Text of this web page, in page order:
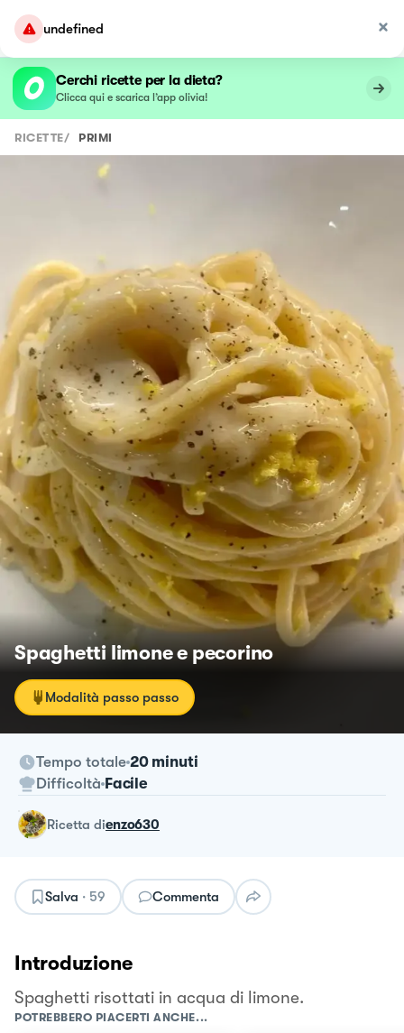
undefined
Cerchi ricette per la dieta?
Clicca qui e scarica l’app olivia!
RICETTE/ PRIMI
Spaghetti limone e pecorino
Modalità passo passo
Tempo totale 20 minuti
Difficoltà Facile
ricetta dienzo630
Salva · 59 Commenta
Introduzione
Spaghetti risottati in acqua di limone.
POTREBBERO PIACERTI ANCHE...